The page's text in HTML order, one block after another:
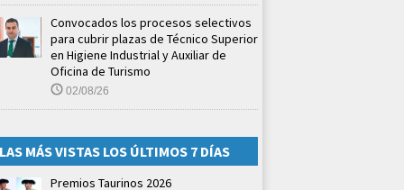
Convocados los procesos selectivos
para cubrir plazas de Técnico Superior
en Higiene Industrial y Auxiliar de
Oficina de Turismo
02/08/26
LAS MÁS VISTAS LOS ÚLTIMOS 7 DÍAS
Premios Taurinos 2026